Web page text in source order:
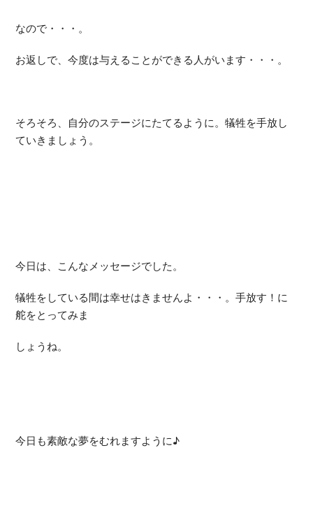
なので・・・。
お返しで、今度は与えることができる人がいます・・・。
そろそろ、自分のステージにたてるように。犠牲を手放し
ていきましょう。
今日は、こんなメッセージでした。
犠牲をしている間は幸せはきませんよ・・・。手放す！に
舵をとってみま
しょうね。
今日も素敵な夢をむれますように♪